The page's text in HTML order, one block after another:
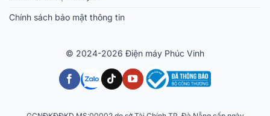
Chính sách bảo mật thông tin
© 2024-2026 Điện máy Phúc Vinh